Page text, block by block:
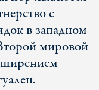
с
в западном
мировой